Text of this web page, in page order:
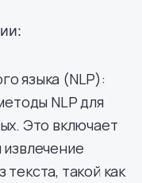
языка (NLP):
NLP для
Это включает
такой как